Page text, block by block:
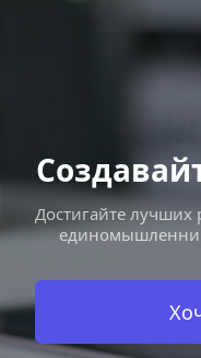
Достигайте лучших